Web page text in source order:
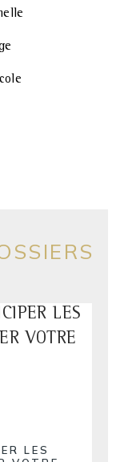
LES